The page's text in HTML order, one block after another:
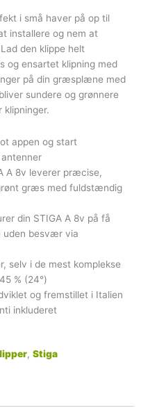
i små haver på op til
installere og nem at
den klippe helt
og ensartet klipning med
på din græsplæne med
sundere og grønnere
appen og start
A 8v leverer præcise,
græs med fuldstændig
din STIGA A 8v på få
besvær via
selv i de mest komplekse
% (24°)
og fremstillet i Italien
inkluderet
, Stiga